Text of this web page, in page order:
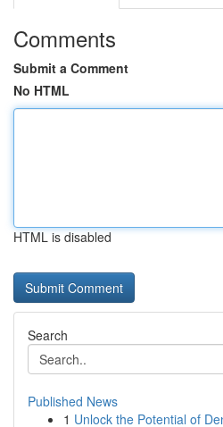
Comments
Submit a Comment
No HTML
HTML is disabled
Search
Published News
1 Unlock the Potential of